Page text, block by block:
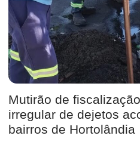
Mutirão de
irregular de dejetos
bairros de Hortolândia